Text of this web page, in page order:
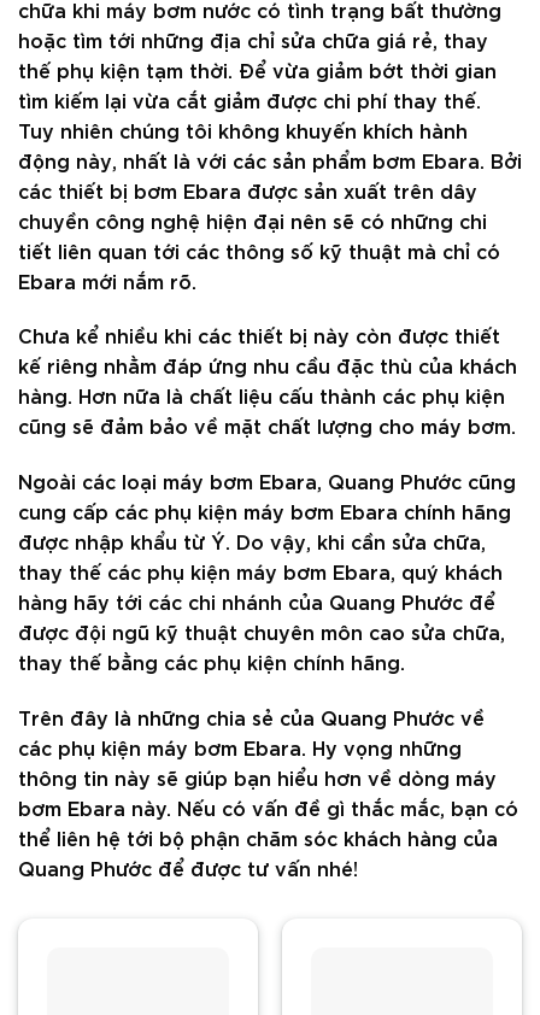
chữa khi máy bơm nước có tình trạng bất thường
hoặc tìm tới những địa chỉ sửa chữa giá rẻ, thay
thế phụ kiện tạm thời. Để vừa giảm bớt thời gian
tìm kiếm lại vừa cắt giảm được chi phí thay thế.
Tuy nhiên chúng tôi không khuyến khích hành
động này, nhất là với các sản phẩm bơm Ebara. Bởi
các thiết bị bơm Ebara được sản xuất trên dây
chuyền công nghệ hiện đại nên sẽ có những chi
tiết liên quan tới các thông số kỹ thuật mà chỉ có
Ebara mới nắm rõ.
Chưa kể nhiều khi các thiết bị này còn được thiết
kế riêng nhằm đáp ứng nhu cầu đặc thù của khách
hàng. Hơn nữa là chất liệu cấu thành các phụ kiện
cũng sẽ đảm bảo về mặt chất lượng cho máy bơm.
Ngoài các loại máy bơm Ebara, Quang Phước cũng
cung cấp các phụ kiện máy bơm Ebara chính hãng
được nhập khẩu từ Ý. Do vậy, khi cần sửa chữa,
thay thế các phụ kiện máy bơm Ebara, quý khách
hàng hãy tới các chi nhánh của Quang Phước để
được đội ngũ kỹ thuật chuyên môn cao sửa chữa,
thay thế bằng các phụ kiện chính hãng.
Trên đây là những chia sẻ của Quang Phước về
các phụ kiện máy bơm Ebara. Hy vọng những
thông tin này sẽ giúp bạn hiểu hơn về dòng máy
bơm Ebara này. Nếu có vấn đề gì thắc mắc, bạn có
thể liên hệ tới bộ phận chăm sóc khách hàng của
Quang Phước để được tư vấn nhé!